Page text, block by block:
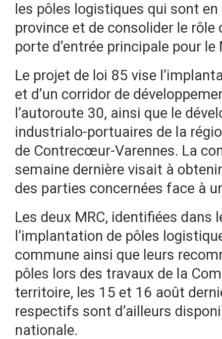
les pôles logistiques qui sont en
province et de consolider le
porte d’entrée principale pour
Le projet de loi 85 vise
et d’un corridor de
l’autoroute 30, ainsi que le
industrialo-portuaires de la
de Contrecœur-Varennes. La
semaine dernière visait à
des parties concernées face à
Les deux MRC, identifiées dans
l’implantation de pôles
commune ainsi que leurs
pôles lors des travaux de la
territoire, les 15 et 16 août
respectifs sont d’ailleurs
nationale.